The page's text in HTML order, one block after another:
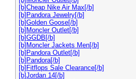
[b]Cheap Nike Air Max[/b]
[b]Pandora Jewelry[/b]
[b]Golden Goose[/b]
[b]Moncler Outlet[/b]
[b]GGDB[/b]
[b]Moncler Jackets Men[/b]
[b]Pandora Outlet[/b]
[b]Pandora[/b]
[b]Fitflops Sale Clearance[/b]
[b]Jordan 14[/b]